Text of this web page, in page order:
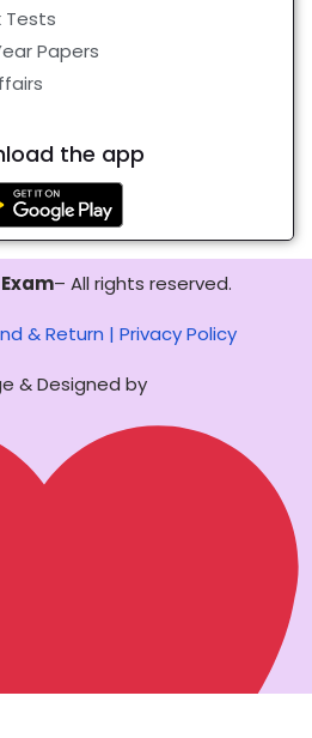
Tests
Papers
the app
– All rights reserved.
& Return | Privacy Policy
& Designed by